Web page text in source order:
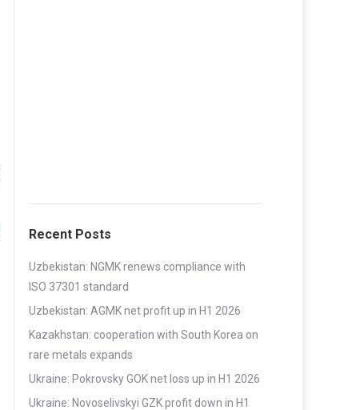
Recent Posts
Uzbekistan: NGMK renews compliance with
ISO 37301 standard
Uzbekistan: AGMK net profit up in H1 2026
Kazakhstan: cooperation with South Korea on
rare metals expands
Ukraine: Pokrovsky GOK net loss up in H1 2026
Ukraine: Novoselivskyi GZK profit down in H1